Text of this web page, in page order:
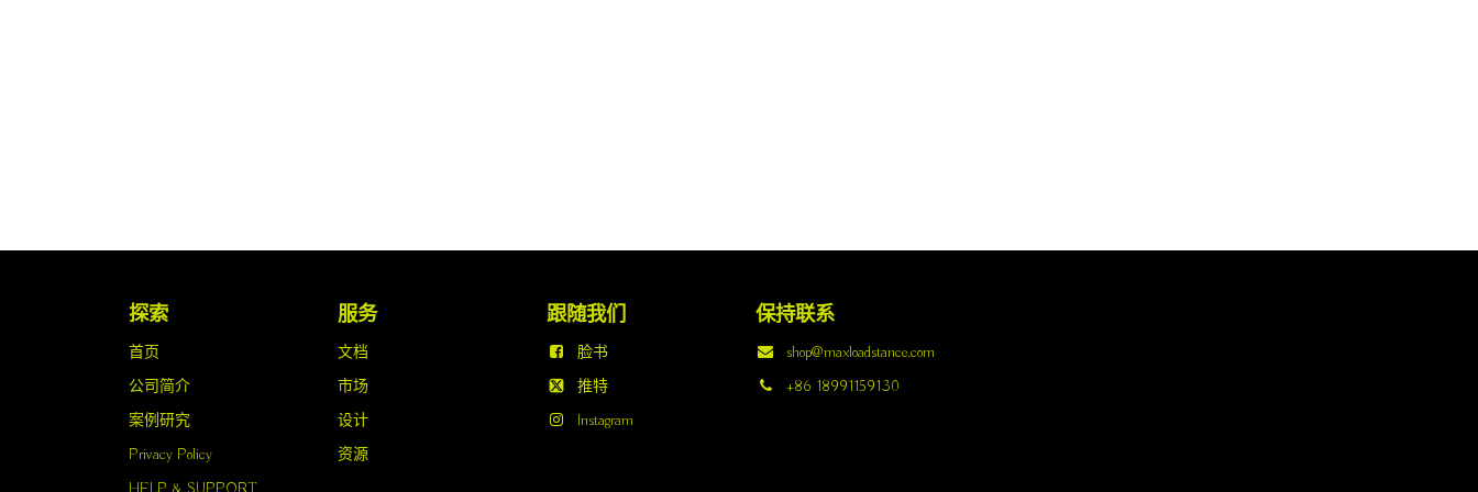
探索
首页
公司简介
案例研究
‎Privacy Policy‎
服务
文档
市场
设计
资源
跟随我们
脸书
推特
Instagram
保持联系
shop@maxloadstance.com
+86 18991159130